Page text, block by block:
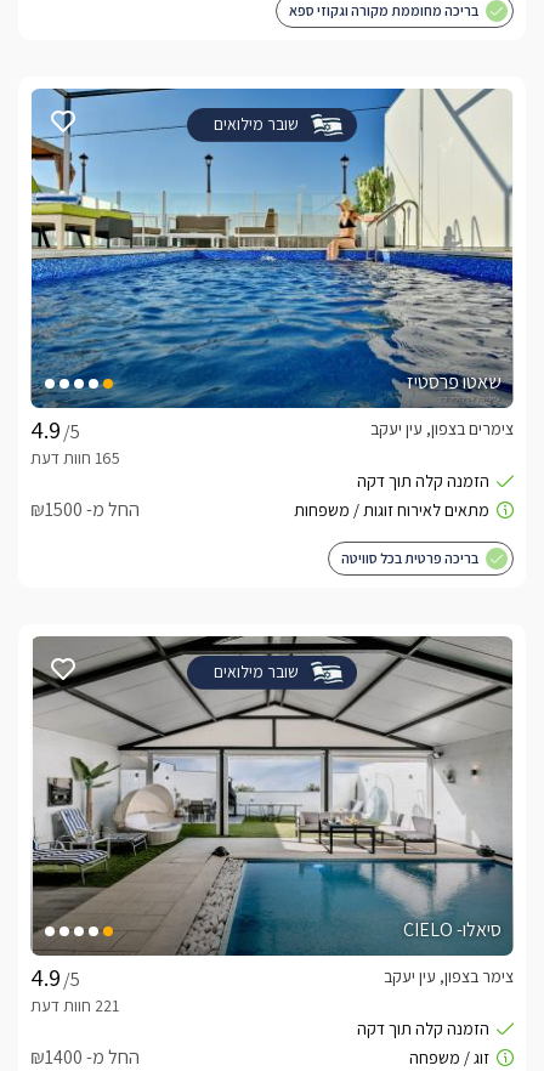
בריכה מחוממת מקורה וגקוזי ספא
שובר מילואים
שאטו פרסטיז
/5
צימרים בצפון, עין יעקב
החל מ- ₪1500
בריכה פרטית בכל סוויטה
שובר מילואים
סיאלו- CIELO
/5
צימר בצפון, עין יעקב
החל מ- ₪1400